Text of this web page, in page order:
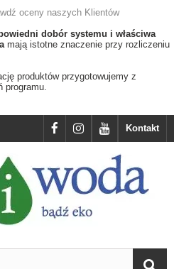
oceny naszych Klientów
dobór systemu i właściwa
mają istotne znaczenie przy rozliczeniu
produktów przygotowujemy z
programu.
Kontakt